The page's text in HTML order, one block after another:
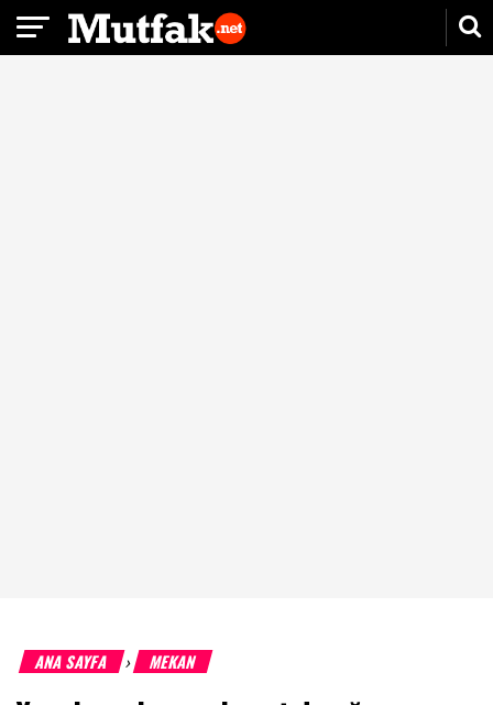
ANA SAYFA › MEKAN